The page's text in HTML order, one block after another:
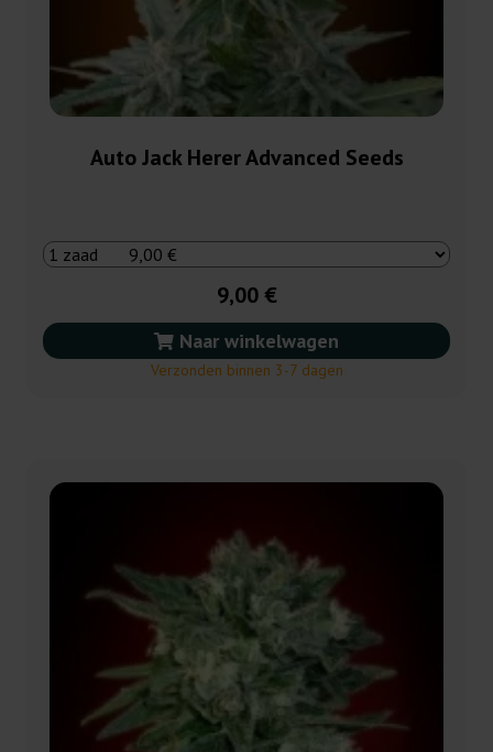
Auto Jack Herer Advanced Seeds
9,00 €
Naar winkelwagen
Verzonden binnen 3-7 dagen